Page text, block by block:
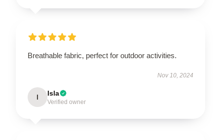
Breathable fabric, perfect for outdoor activities.
Nov 10, 2024
I Isla
Verified owner